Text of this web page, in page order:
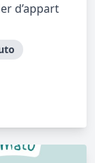
d’appart